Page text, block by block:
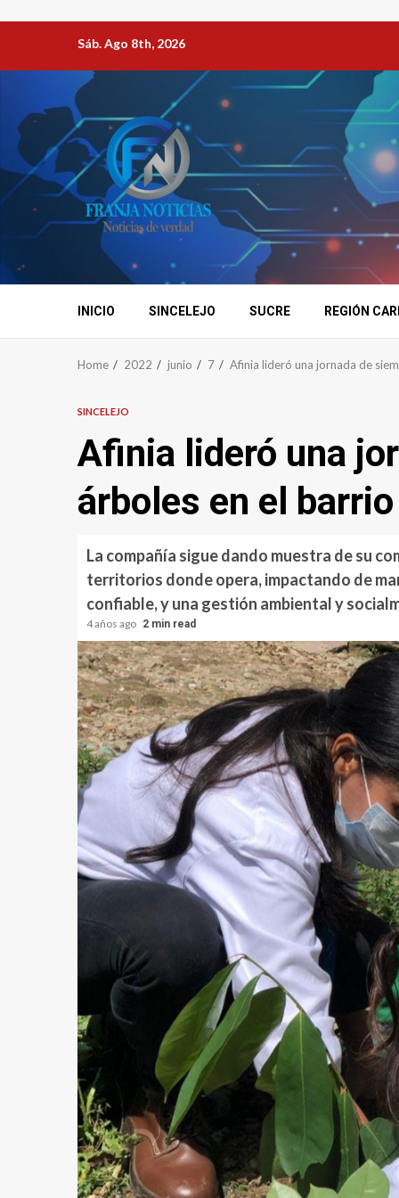
Sáb. Ago 8th, 2026
INICIO SINCELEJO SUCRE REGIÓN
Home 2022 junio 7 Afinia lideró una jornada de
SINCELEJO
Afinia lideró una
árboles en el
La compañía sigue dando muestra de su
territorios donde opera, impactando de
confiable, y una gestión ambiental y
4 años ago 2 min read